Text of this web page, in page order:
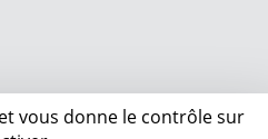
vous donne le contrôle sur